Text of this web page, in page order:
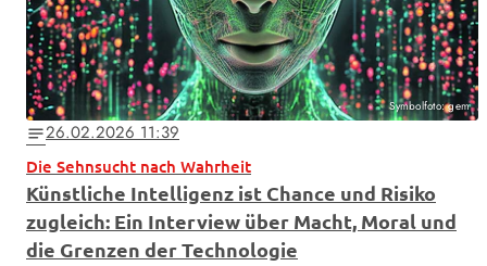
Symbolfoto: gem
notes26.02.2026 11:39
Die Sehnsucht nach Wahrheit
Künstliche Intelligenz ist Chance und Risiko
zugleich: Ein Interview über Macht, Moral und
die Grenzen der Technologie